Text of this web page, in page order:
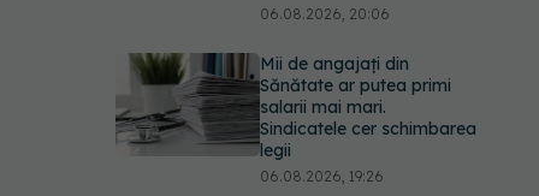
06.08.2026, 20:06
Mii de angajați din
Sănătate ar putea primi
salarii mai mari.
Sindicatele cer schimbarea
legii
06.08.2026, 19:26